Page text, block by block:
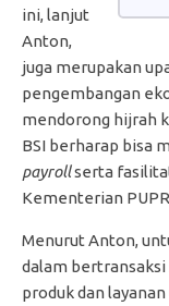
ini, lanjut
Anton,
juga merupakan
pengembangan
mendorong hijrah
BSI berharap bisa
payrollserta
Kementerian
Menurut Anton,
dalam bertransaksi
produk dan